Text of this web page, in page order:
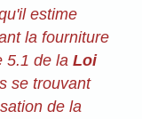
estime
la fourniture
5.1 de la Loi
se trouvant
de la